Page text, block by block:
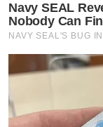
Navy SEAL
Nobody Can
NAVY SEAL'S BUG